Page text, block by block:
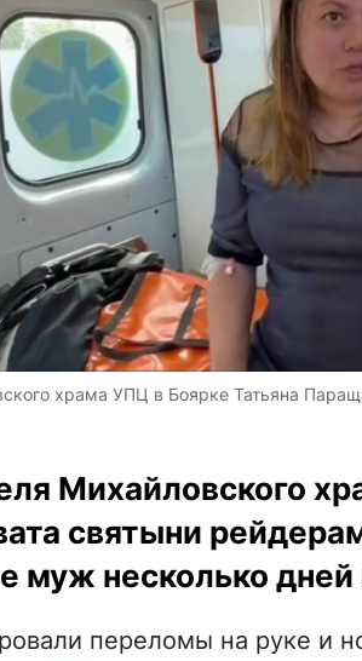
храма УПЦ в Боярке Татьяна
Михайловского
святыни
муж несколько
переломы на руке и